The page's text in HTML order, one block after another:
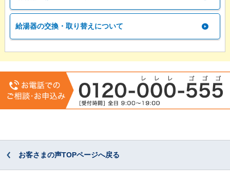
給湯器の交換・取り替えについて
お客さまの声TOPページへ戻る